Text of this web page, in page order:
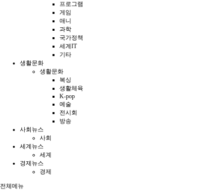
프로그램
게임
애니
과학
국가정책
세계IT
기타
생활문화
생활문화
복싱
생활체육
K-pop
예술
전시회
방송
사회뉴스
사회
세계뉴스
세계
경제뉴스
경제
전체메뉴